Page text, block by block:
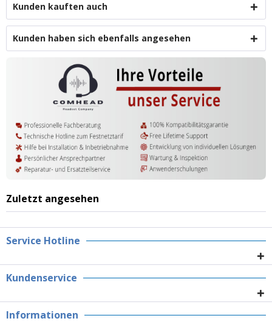
Kunden kauften auch
Kunden haben sich ebenfalls angesehen
Zuletzt angesehen
Service Hotline
Kundenservice
Informationen